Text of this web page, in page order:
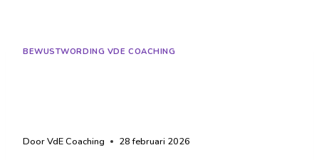
BEWUSTWORDING VDE COACHING
DoorVdE Coaching 28 februari 2026